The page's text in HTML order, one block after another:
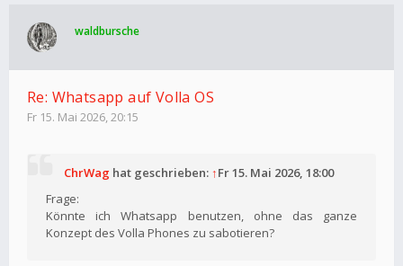
waldbursche
Re: Whatsapp auf Volla OS
Fr 15. Mai 2026, 20:15
ChrWag hat geschrieben: ↑Fr 15. Mai 2026, 18:00
Frage:
Könnte ich Whatsapp benutzen, ohne das ganze
Konzept des Volla Phones zu sabotieren?